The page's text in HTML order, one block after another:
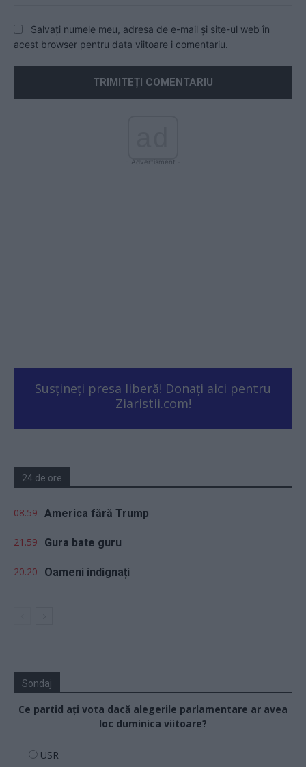
Salvați numele meu, adresa de e-mail și site-ul web în
acest browser pentru data viitoare i comentariu.
- Advertisment -
Susțineți presa liberă! Donați aici pentru
Ziaristii.com!
24 de ore
08.59 America fără Trump
21.59 Gura bate guru
20.20 Oameni indignați
Sondaj
Ce partid ați vota dacă alegerile parlamentare ar avea
loc duminica viitoare?
USR